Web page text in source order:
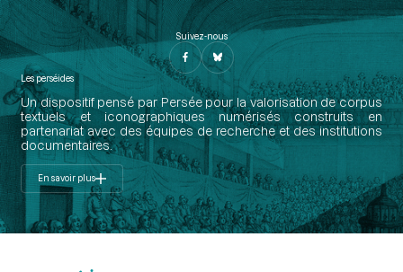
Suivez-nous
Les perséides
Un dispositif pensé par Persée pour la valorisation de corpus
textuels et iconographiques numérisés construits en
partenariat avec des équipes de recherche et des institutions
documentaires.
En savoir plus